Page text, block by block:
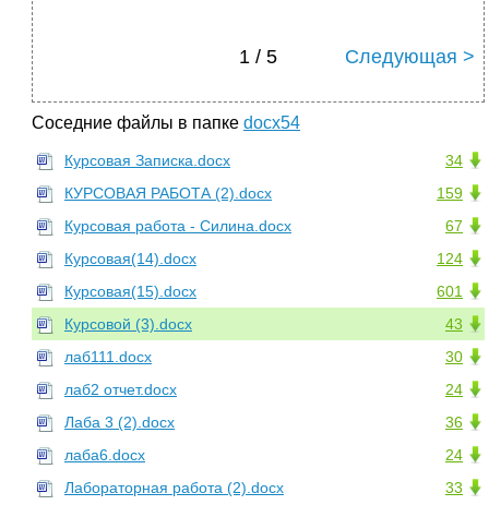
1 / 5 Следующая >
Соседние файлы в папке docx54
34
Курсовая Записка.docx
159
КУРСОВАЯ РАБОТА (2).docx
67
Курсовая работа - Силина.docx
124
Курсовая(14).docx
601
Курсовая(15).docx
43
Курсовой (3).docx
30
лаб111.docx
24
лаб2 отчет.docx
36
Лаба 3 (2).docx
24
лаба6.docx
33
Лабораторная работа (2).docx